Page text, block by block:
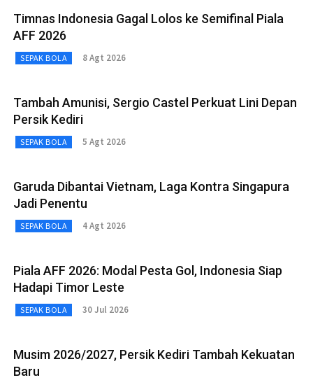
Timnas Indonesia Gagal Lolos ke Semifinal Piala
AFF 2026
SEPAK BOLA 8 Agt 2026
Tambah Amunisi, Sergio Castel Perkuat Lini Depan
Persik Kediri
SEPAK BOLA 5 Agt 2026
Garuda Dibantai Vietnam, Laga Kontra Singapura
Jadi Penentu
SEPAK BOLA 4 Agt 2026
Piala AFF 2026: Modal Pesta Gol, Indonesia Siap
Hadapi Timor Leste
SEPAK BOLA 30 Jul 2026
Musim 2026/2027, Persik Kediri Tambah Kekuatan
Baru